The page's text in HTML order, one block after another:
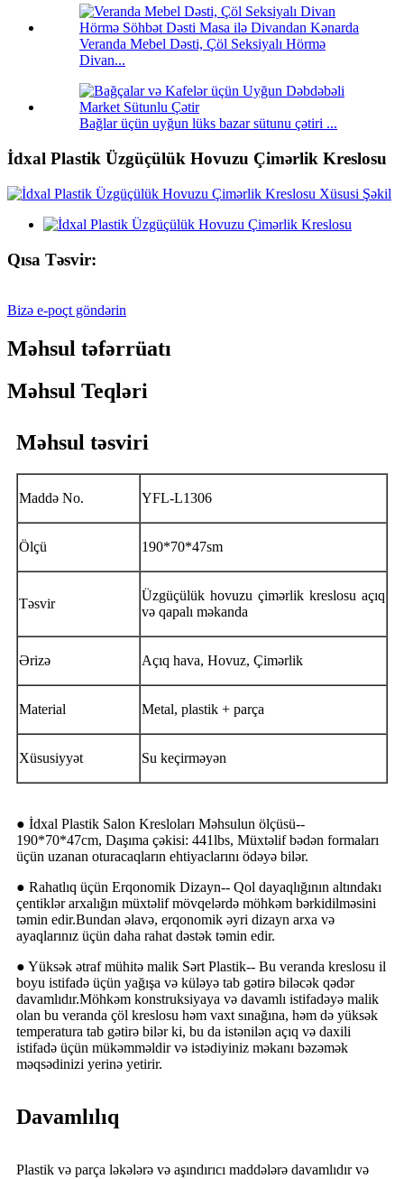
Veranda Mebel Dəsti, Çöl Seksiyalı Hörmə
Divan...
Bağlar üçün uyğun lüks bazar sütunu çətiri ...
İdxal Plastik Üzgüçülük Hovuzu Çimərlik Kreslosu
Qısa Təsvir:
Bizə e-poçt göndərin
Məhsul təfərrüatı
Məhsul Teqləri
Məhsul təsviri
Maddə No. YFL-L1306
Ölçü 190*70*47sm
Təsvir
Üzgüçülük hovuzu çimərlik kreslosu açıq
və qapalı məkanda
Ərizə Açıq hava, Hovuz, Çimərlik
Material Metal, plastik + parça
Xüsusiyyət Su keçirməyən
● İdxal Plastik Salon Kresloları Məhsulun ölçüsü--
190*70*47cm, Daşıma çəkisi: 441lbs, Müxtəlif bədən formaları
üçün uzanan oturacaqların ehtiyaclarını ödəyə bilər.
● Rahatlıq üçün Erqonomik Dizayn-- Qol dayaqlığının altındakı
çentiklər arxalığın müxtəlif mövqelərdə möhkəm bərkidilməsini
təmin edir.Bundan əlavə, erqonomik əyri dizayn arxa və
ayaqlarınız üçün daha rahat dəstək təmin edir.
● Yüksək ətraf mühitə malik Sərt Plastik-- Bu veranda kreslosu il
boyu istifadə üçün yağışa və küləyə tab gətirə biləcək qədər
davamlıdır.Möhkəm konstruksiyaya və davamlı istifadəyə malik
olan bu veranda çöl kreslosu həm vaxt sınağına, həm də yüksək
temperatura tab gətirə bilər ki, bu da istənilən açıq və daxili
istifadə üçün mükəmməldir və istədiyiniz məkanı bəzəmək
məqsədinizi yerinə yetirir.
Davamlılıq
Plastik və parça ləkələrə və aşındırıcı maddələrə davamlıdır və